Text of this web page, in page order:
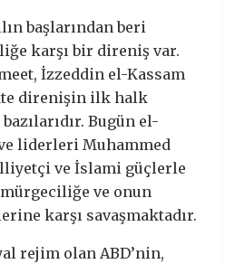
başlarından beri
karşı bir direniş var.
İzzeddin el-Kassam
direnişin ilk halk
Bugün el-
liderleri Muhammed
ve İslami güçlerle
ve onun
karşı savaşmaktadır.
rejim olan ABD’nin,